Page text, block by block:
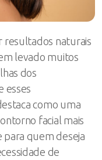
resultados naturais
levado muitos
dos
esses
como uma
facial mais
para quem deseja
de